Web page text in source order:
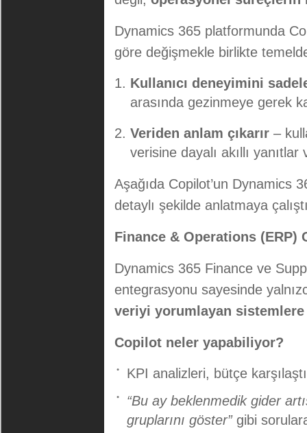
Dynamics 365 platformunda
göre değişmekle birlikte
Kullanıcı deneyimini
arasında gezinmeye gerek
Veriden anlam çıkarır –
verisine dayalı akıllı yanıtlar
Aşağıda Copilot’un Dynamics
detaylı şekilde anlatmaya
Finance & Operations (ERP)
Dynamics 365 Finance ve
entegrasyonu sayesinde
veriyi yorumlayan sistemlere
Copilot neler yapabiliyor?
KPI analizleri, bütçe
“Bu ay beklenmedik gider
gruplarını göster”gibi